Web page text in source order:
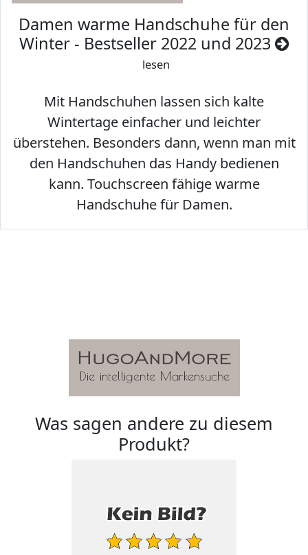
Damen warme Handschuhe für den
Winter - Bestseller 2022 und 2023
lesen
Mit Handschuhen lassen sich kalte
Wintertage einfacher und leichter
überstehen. Besonders dann, wenn man mit
den Handschuhen das Handy bedienen
kann. Touchscreen fähige warme
Handschuhe für Damen.
Was sagen andere zu diesem
Produkt?